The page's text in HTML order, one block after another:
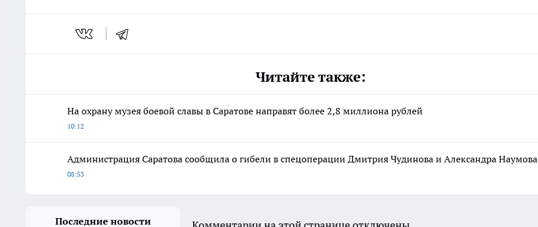
Читайте также:
На охрану музея боевой славы в Саратове направят более 2,8 миллиона рублей
10:12
Администрация Саратова сообщила о гибели в спецоперации Дмитрия Чудинова и Александра Наумова
08:53
Последние новости